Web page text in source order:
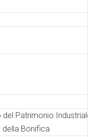
del Patrimonio
della Bonifica